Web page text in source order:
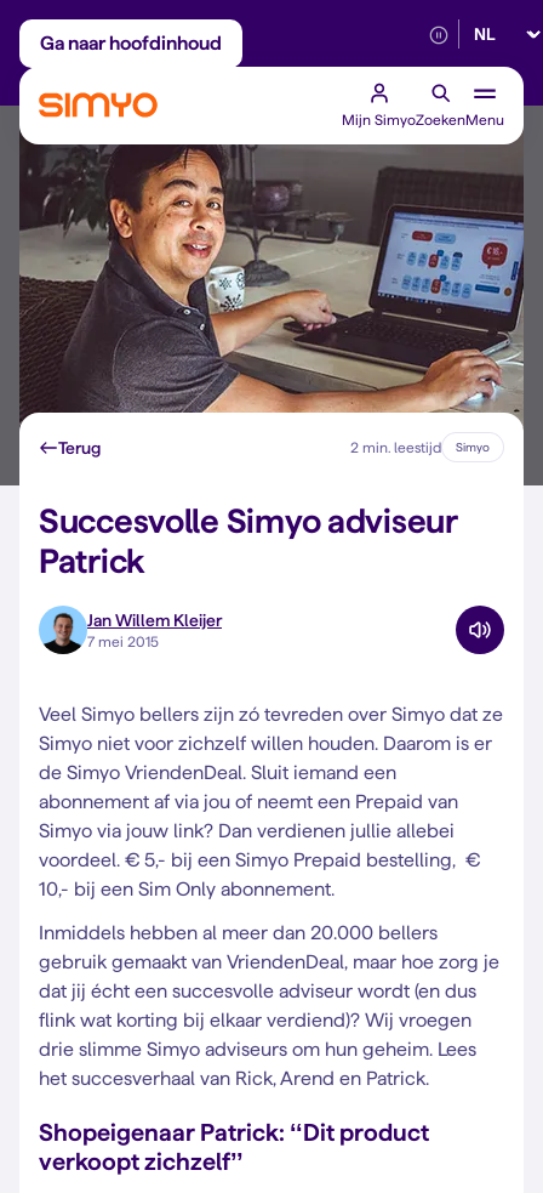
Ga naar hoofdinhoud
Maandelijks aanpasbaar Betrouwbaar
Mijn SimyoZoekenMenu
Terug 2 min. leestijd Simyo
Succesvolle Simyo adviseur
Patrick
Jan Willem Kleijer
7 mei 2015
Veel Simyo bellers zijn zó tevreden over Simyo dat ze
Simyo niet voor zichzelf willen houden. Daarom is er
de Simyo VriendenDeal. Sluit iemand een
abonnement af via jou of neemt een Prepaid van
Simyo via jouw link? Dan verdienen jullie allebei
voordeel. € 5,- bij een Simyo Prepaid bestelling, €
10,- bij een Sim Only abonnement.
Inmiddels hebben al meer dan 20.000 bellers
gebruik gemaakt van VriendenDeal, maar hoe zorg je
dat jij écht een succesvolle adviseur wordt (en dus
flink wat korting bij elkaar verdiend)? Wij vroegen
drie slimme Simyo adviseurs om hun geheim. Lees
het succesverhaal van Rick, Arend en Patrick.
Shopeigenaar Patrick: ‘‘Dit product
verkoopt zichzelf’’